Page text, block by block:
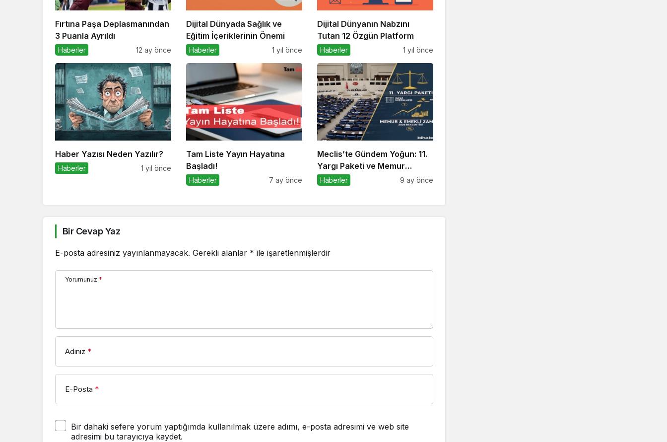
Fırtına Paşa Deplasmanından
3 Puanla Ayrıldı
Haberler 12 ay önce
Dijital Dünyada Sağlık ve
Eğitim İçeriklerinin Önemi
Haberler 1 yıl önce
Dijital Dünyanın Nabzını
Tutan 12 Özgün Platform
Haberler 1 yıl önce
Haber Yazısı Neden Yazılır?
Haberler 1 yıl önce
Tam Liste Yayın Hayatına
Başladı!
Haberler 7 ay önce
Meclis’te Gündem Yoğun: 11.
Yargı Paketi ve Memur
Zammında Son Durum!
Haberler 9 ay önce
Bir Cevap Yaz
E-posta adresiniz yayınlanmayacak. Gerekli alanlar * ile işaretlenmişlerdir
Yorumunuz *
Adınız *
E-Posta *
Bir dahaki sefere yorum yaptığımda kullanılmak üzere adımı, e-posta adresimi ve web site
adresimi bu tarayıcıya kaydet.